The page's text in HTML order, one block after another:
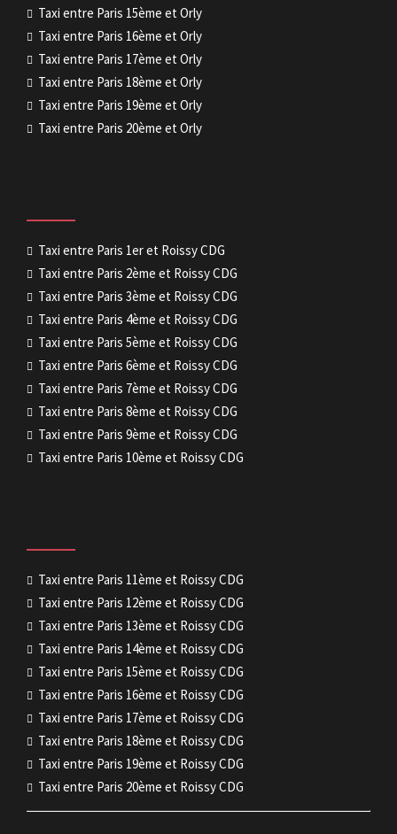
Taxi entre Paris 15ème et Orly
Taxi entre Paris 16ème et Orly
Taxi entre Paris 17ème et Orly
Taxi entre Paris 18ème et Orly
Taxi entre Paris 19ème et Orly
Taxi entre Paris 20ème et Orly
Taxi entre Paris 1er et Roissy CDG
Taxi entre Paris 2ème et Roissy CDG
Taxi entre Paris 3ème et Roissy CDG
Taxi entre Paris 4ème et Roissy CDG
Taxi entre Paris 5ème et Roissy CDG
Taxi entre Paris 6ème et Roissy CDG
Taxi entre Paris 7ème et Roissy CDG
Taxi entre Paris 8ème et Roissy CDG
Taxi entre Paris 9ème et Roissy CDG
Taxi entre Paris 10ème et Roissy CDG
Taxi entre Paris 11ème et Roissy CDG
Taxi entre Paris 12ème et Roissy CDG
Taxi entre Paris 13ème et Roissy CDG
Taxi entre Paris 14ème et Roissy CDG
Taxi entre Paris 15ème et Roissy CDG
Taxi entre Paris 16ème et Roissy CDG
Taxi entre Paris 17ème et Roissy CDG
Taxi entre Paris 18ème et Roissy CDG
Taxi entre Paris 19ème et Roissy CDG
Taxi entre Paris 20ème et Roissy CDG